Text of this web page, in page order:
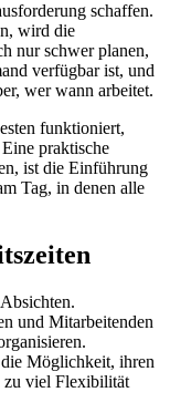
schaffen.
wird die
nur schwer planen,
verfügbar ist, und
wer wann arbeitet.
funktioniert,
praktische
ist die Einführung
Tag, in denen alle
und Mitarbeitenden
Möglichkeit, ihren
zu viel Flexibilität